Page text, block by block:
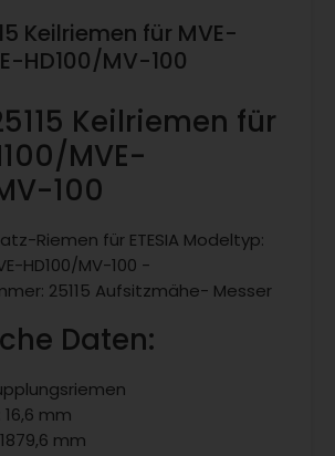
Keilriemen für MVE-
HD100/MV-100
Keilriemen für
MVE-
100
Riemen für ETESIA Modeltyp:
HD100/MV-100 -
25115 Aufsitzmähe- Messer
Daten:
mm
mm